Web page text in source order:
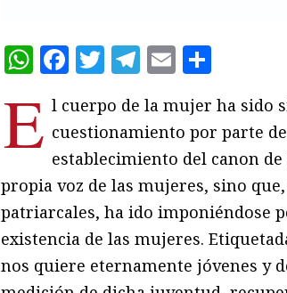
WhatsApp
Facebook
Twitter
Telegram
Email
E l cuerpo de la mujer ha sido
cuestionamiento por parte
establecimiento del canon
propia voz de las mujeres, sino
patriarcales, ha ido imponiéndose
existencia de las mujeres.
nos quiere eternamente jóvenes y